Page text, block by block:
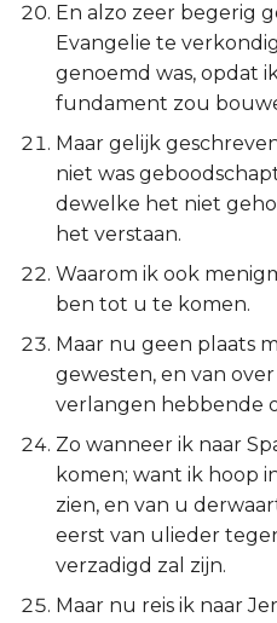
Maleáchi
En alzo zeer begerig
Evangelie te
genoemd was, opdat
fundament zou
Maar gelijk
niet was
dewelke het niet
het verstaan.
Waarom ik ook
ben tot u te komen.
Maar nu geen plaats
gewesten, en van
verlangen hebbende
Zo wanneer ik naar
komen; want ik hoop
zien, en van u
eerst van ulieder
verzadigd zal zijn.
Maar nu reis ik naar